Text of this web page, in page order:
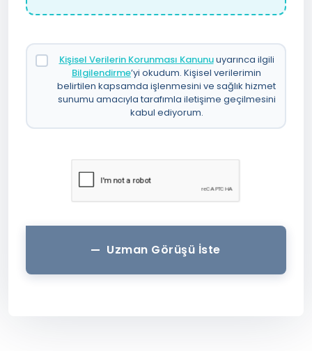
Kişisel Verilerin Korunması Kanunuuyarınca ilgili
Bilgilendirme’yi okudum. Kişisel verilerimin
belirtilen kapsamda işlenmesini ve sağlık hizmet
sunumu amacıyla tarafımla iletişime geçilmesini
kabul ediyorum.
Uzman Görüşü İste